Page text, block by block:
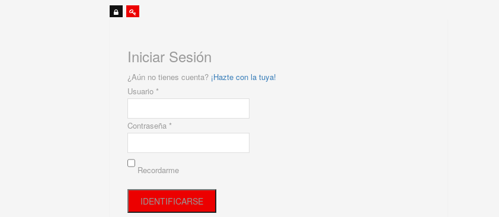
Iniciar Sesión
¿Aún no tienes cuenta? ¡Hazte con la tuya!
Usuario *
Contraseña *
Recordarme